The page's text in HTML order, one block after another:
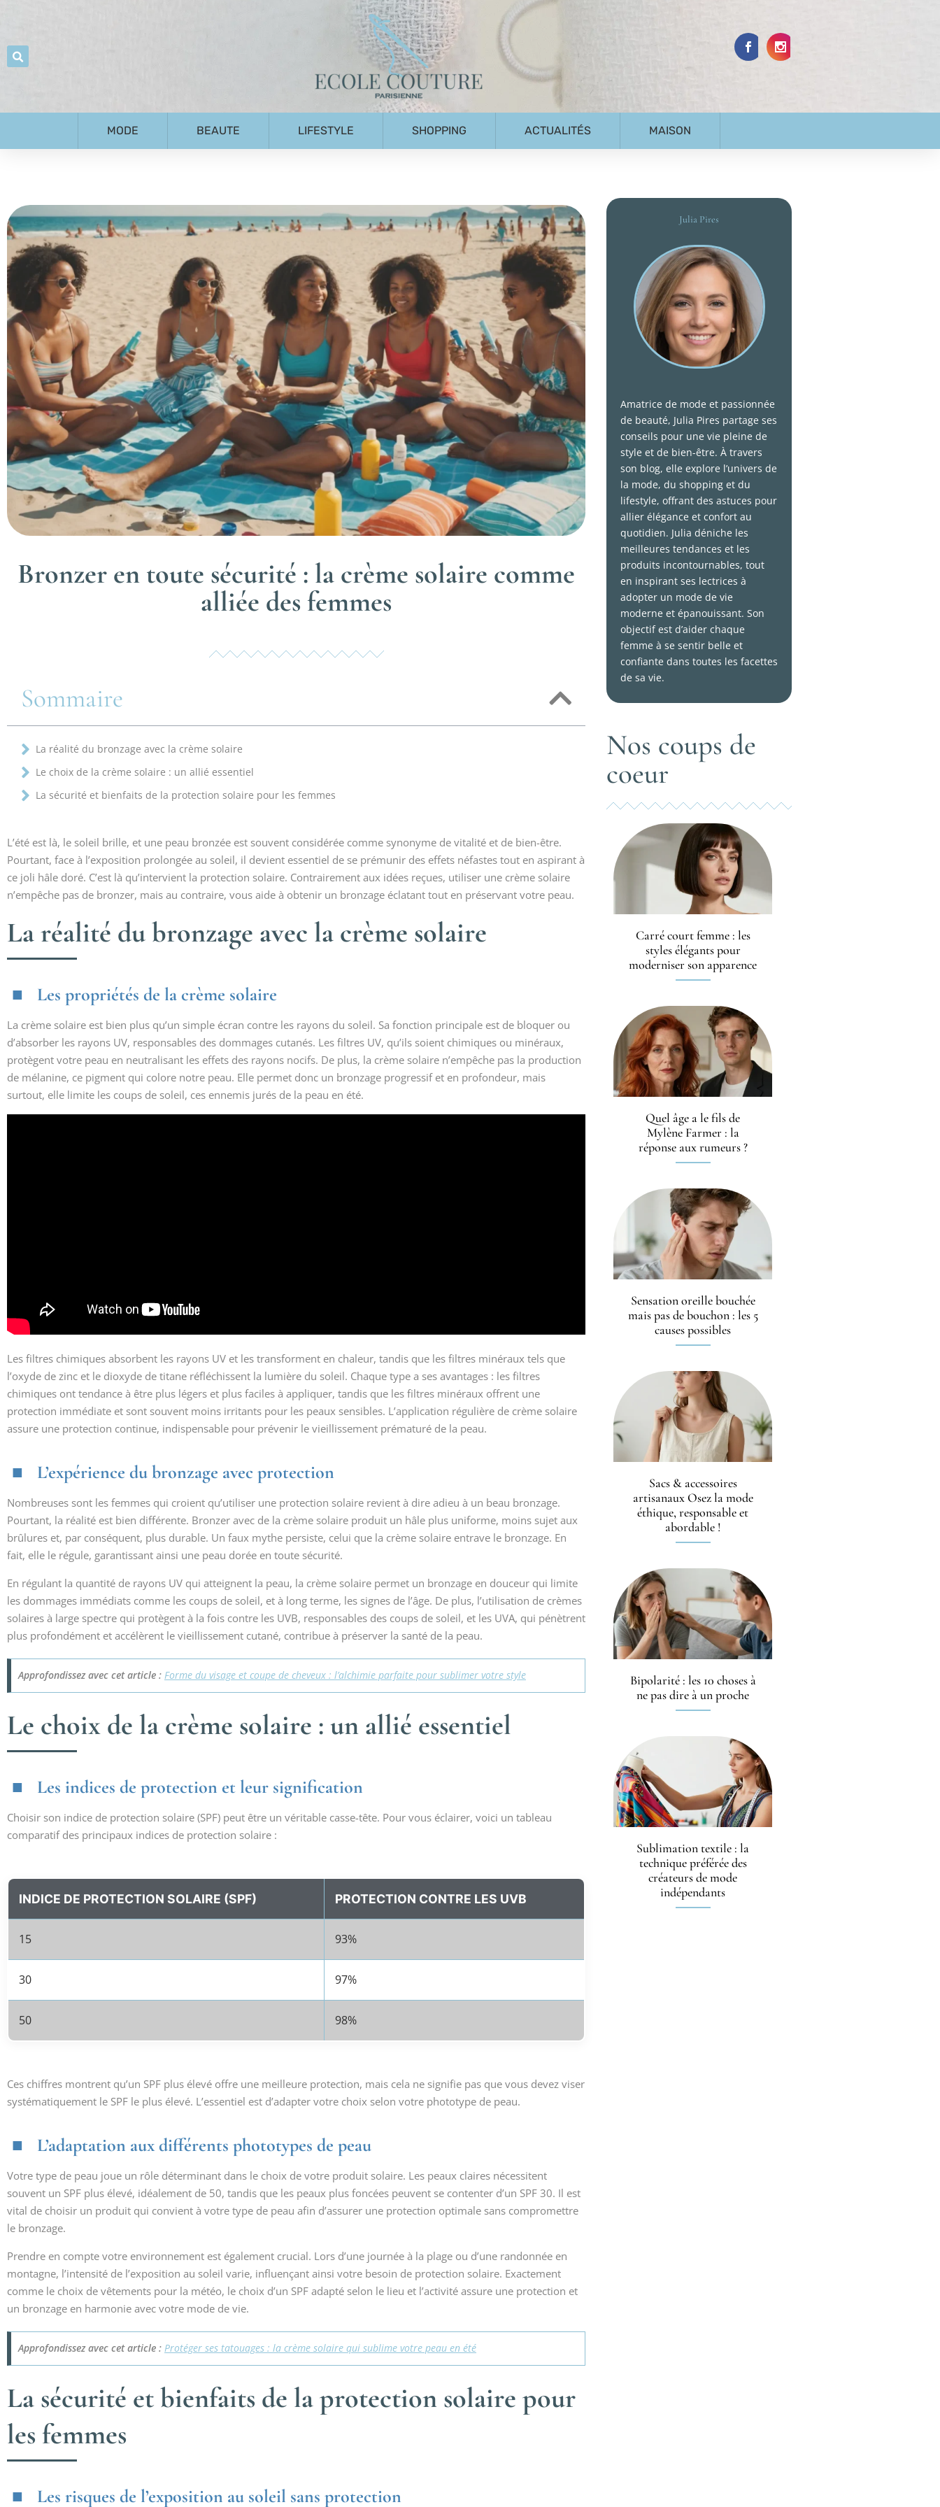
MODE BEAUTE LIFESTYLE SHOPPING ACTUALITÉS MAISON
Bronzer en toute sécurité : la crème solaire comme
alliée des femmes
Sommaire
La réalité du bronzage avec la crème solaire
Le choix de la crème solaire : un allié essentiel
La sécurité et bienfaits de la protection solaire pour les femmes
L’été est là, le soleil brille, et une peau bronzée est souvent considérée comme synonyme de vitalité et de bien-être.
Pourtant, face à l’exposition prolongée au soleil, il devient essentiel de se prémunir des effets néfastes tout en aspirant à
ce joli hâle doré. C’est là qu’intervient la protection solaire. Contrairement aux idées reçues, utiliser une crème solaire
n’empêche pas de bronzer, mais au contraire, vous aide à obtenir un bronzage éclatant tout en préservant votre peau.
La réalité du bronzage avec la crème solaire
Les propriétés de la crème solaire
La crème solaire est bien plus qu’un simple écran contre les rayons du soleil. Sa fonction principale est de bloquer ou
d’absorber les rayons UV, responsables des dommages cutanés. Les filtres UV, qu’ils soient chimiques ou minéraux,
protègent votre peau en neutralisant les effets des rayons nocifs. De plus, la crème solaire n’empêche pas la production
de mélanine, ce pigment qui colore notre peau. Elle permet donc un bronzage progressif et en profondeur, mais
surtout, elle limite les coups de soleil, ces ennemis jurés de la peau en été.
Les filtres chimiques absorbent les rayons UV et les transforment en chaleur, tandis que les filtres minéraux tels que
l’oxyde de zinc et le dioxyde de titane réfléchissent la lumière du soleil. Chaque type a ses avantages : les filtres
chimiques ont tendance à être plus légers et plus faciles à appliquer, tandis que les filtres minéraux offrent une
protection immédiate et sont souvent moins irritants pour les peaux sensibles. L’application régulière de crème solaire
assure une protection continue, indispensable pour prévenir le vieillissement prématuré de la peau.
L’expérience du bronzage avec protection
Nombreuses sont les femmes qui croient qu’utiliser une protection solaire revient à dire adieu à un beau bronzage.
Pourtant, la réalité est bien différente. Bronzer avec de la crème solaire produit un hâle plus uniforme, moins sujet aux
brûlures et, par conséquent, plus durable. Un faux mythe persiste, celui que la crème solaire entrave le bronzage. En
fait, elle le régule, garantissant ainsi une peau dorée en toute sécurité.
En régulant la quantité de rayons UV qui atteignent la peau, la crème solaire permet un bronzage en douceur qui limite
les dommages immédiats comme les coups de soleil, et à long terme, les signes de l’âge. De plus, l’utilisation de crèmes
solaires à large spectre qui protègent à la fois contre les UVB, responsables des coups de soleil, et les UVA, qui pénètrent
plus profondément et accélèrent le vieillissement cutané, contribue à préserver la santé de la peau.
Approfondissez avec cet article : Forme du visage et coupe de cheveux : l’alchimie parfaite pour sublimer votre style
Le choix de la crème solaire : un allié essentiel
Les indices de protection et leur signification
Choisir son indice de protection solaire (SPF) peut être un véritable casse-tête. Pour vous éclairer, voici un tableau
comparatif des principaux indices de protection solaire :
INDICE DE PROTECTION SOLAIRE (SPF) PROTECTION CONTRE LES UVB
15 93%
30 97%
50 98%
Ces chiffres montrent qu’un SPF plus élevé offre une meilleure protection, mais cela ne signifie pas que vous devez viser
systématiquement le SPF le plus élevé. L’essentiel est d’adapter votre choix selon votre phototype de peau.
L’adaptation aux différents phototypes de peau
Votre type de peau joue un rôle déterminant dans le choix de votre produit solaire. Les peaux claires nécessitent
souvent un SPF plus élevé, idéalement de 50, tandis que les peaux plus foncées peuvent se contenter d’un SPF 30. Il est
vital de choisir un produit qui convient à votre type de peau afin d’assurer une protection optimale sans compromettre
le bronzage.
Prendre en compte votre environnement est également crucial. Lors d’une journée à la plage ou d’une randonnée en
montagne, l’intensité de l’exposition au soleil varie, influençant ainsi votre besoin de protection solaire. Exactement
comme le choix de vêtements pour la météo, le choix d’un SPF adapté selon le lieu et l’activité assure une protection et
un bronzage en harmonie avec votre mode de vie.
Approfondissez avec cet article : Protéger ses tatouages : la crème solaire qui sublime votre peau en été
La sécurité et bienfaits de la protection solaire pour
les femmes
Les risques de l’exposition au soleil sans protection
Julia Pires
Amatrice de mode et passionnée
de beauté, Julia Pires partage ses
conseils pour une vie pleine de
style et de bien-être. À travers
son blog, elle explore l’univers de
la mode, du shopping et du
lifestyle, offrant des astuces pour
allier élégance et confort au
quotidien. Julia déniche les
meilleures tendances et les
produits incontournables, tout
en inspirant ses lectrices à
adopter un mode de vie
moderne et épanouissant. Son
objectif est d’aider chaque
femme à se sentir belle et
confiante dans toutes les facettes
de sa vie.
Nos coups de
coeur
Carré court femme : les
styles élégants pour
moderniser son apparence
Quel âge a le fils de
Mylène Farmer : la
réponse aux rumeurs ?
Sensation oreille bouchée
mais pas de bouchon : les 5
causes possibles
Sacs & accessoires
artisanaux Osez la mode
éthique, responsable et
abordable !
Bipolarité : les 10 choses à
ne pas dire à un proche
Sublimation textile : la
technique préférée des
créateurs de mode
indépendants